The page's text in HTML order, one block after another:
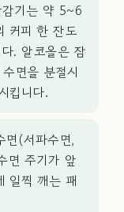
기는 약 5~6
커피 한 잔도
. 알코올은 잠
면을 분절시
킵니다.
면(서파수면,
면 주기가 앞
일찍 깨는 패